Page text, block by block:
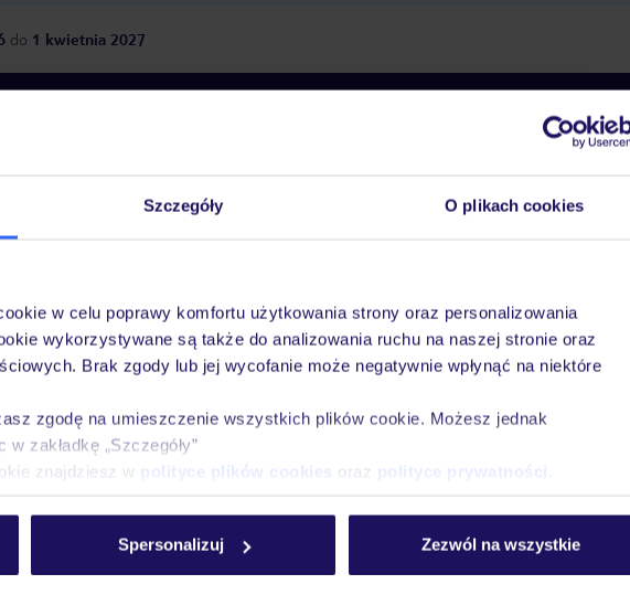
Szczegóły O plikach cookies
w celu poprawy komfortu użytkowania strony oraz personalizowania
wykorzystywane są także do analizowania ruchu na naszej stronie oraz
Brak zgody lub jej wycofanie może negatywnie wpłynąć na niektóre
zgodę na umieszczenie wszystkich plików cookie. Możesz jednak
zakładkę „Szczegóły”
znajdziesz w polityce plików cookies oraz polityce prywatności
Spersonalizuj Zezwól na wszystkie
do 1 kwietnia 2027
Dlaczego warto wybrać TUI?
Tylko u nas opieka na
10 000 hoteli w ponad 50
Pokoje Wyżywienie Atrakcje
Ważne
informacje